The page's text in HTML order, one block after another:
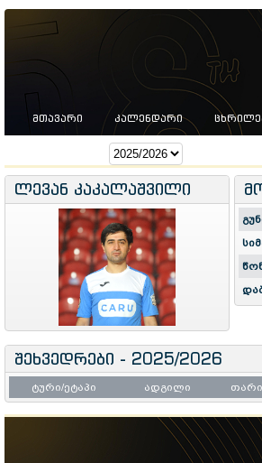
ᲛᲗᲐᲕᲐᲠᲘ ᲙᲐᲚᲔᲜᲓᲐᲠᲘ
ლევან კაკალაშვილი
შეხვედრები - 2025/2026
ტური/ეტაპი ადგილი